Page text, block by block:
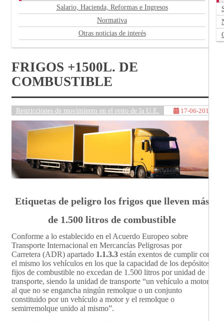
Salario, Hacienda, Reformas e Ingresos
Normativa
Otras noticias de interés
FRIGOS +1500L. DE
COMBUSTIBLE
Restricciones de movimiento en el resto de la U.E. 17-06-2016
Etiquetas de peligro los frigos que lleven más
de 1.500 litros de combustible
Conforme a lo establecido en el Acuerdo Europeo sobre
Transporte Internacional en Mercancías Peligrosas por
Carretera (ADR) apartado 1.1.3.3 están exentos de cumplir con
el mismo los vehículos en los que la capacidad de los depósitos
fijos de combustible no excedan de 1.500 litros por unidad de
transporte, siendo la unidad de transporte “un vehículo a motor
al que no se engancha ningún remolque o un conjunto
constituido por un vehículo a motor y el remolque o
semirremolque unido al mismo”.